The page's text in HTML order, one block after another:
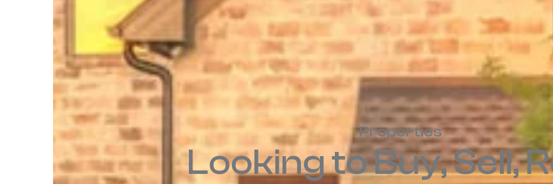
Properties
Looking to Buy, Sell,